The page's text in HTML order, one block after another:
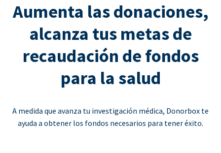
Aumenta las donaciones,
alcanza tus metas de
recaudación de fondos
para la salud
A medida que avanza tu investigación médica, Donorbox te
ayuda a obtener los fondos necesarios para tener éxito.